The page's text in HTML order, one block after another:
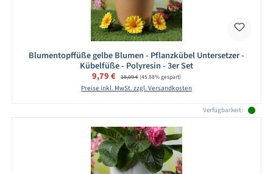
Blumentopffüße gelbe Blumen - Pflanzkübel Untersetzer -
Kübelfüße - Polyresin - 3er Set
Verkaufspreis:
9,79 € Regulärer Preis:
18,09 €(45.88% gespart)
Preise inkl. MwSt. zzgl. Versandkosten
Verfügbarkeit: